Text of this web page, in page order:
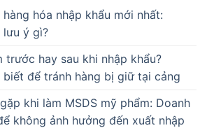
hóa nhập khẩu mới nhất:
lưu ý gì?
trước hay sau khi nhập khẩu?
biết để tránh hàng bị giữ tại cảng
khi làm MSDS mỹ phẩm: Doanh
không ảnh hưởng đến xuất nhập